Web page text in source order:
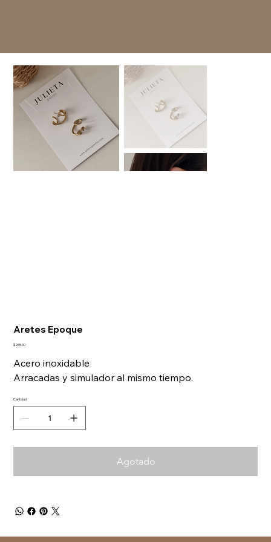
Aretes Epoque
Precio
$265.00
Acero inoxidable
Arracadas y simulador al mismo tiempo.
Cantidad
Agotado